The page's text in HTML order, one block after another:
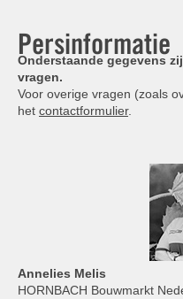
Persinformatie
Onderstaande gegevens
vragen.
Voor overige vragen (zoals
het contactformulier.
Annelies Melis
HORNBACH Bouwmarkt